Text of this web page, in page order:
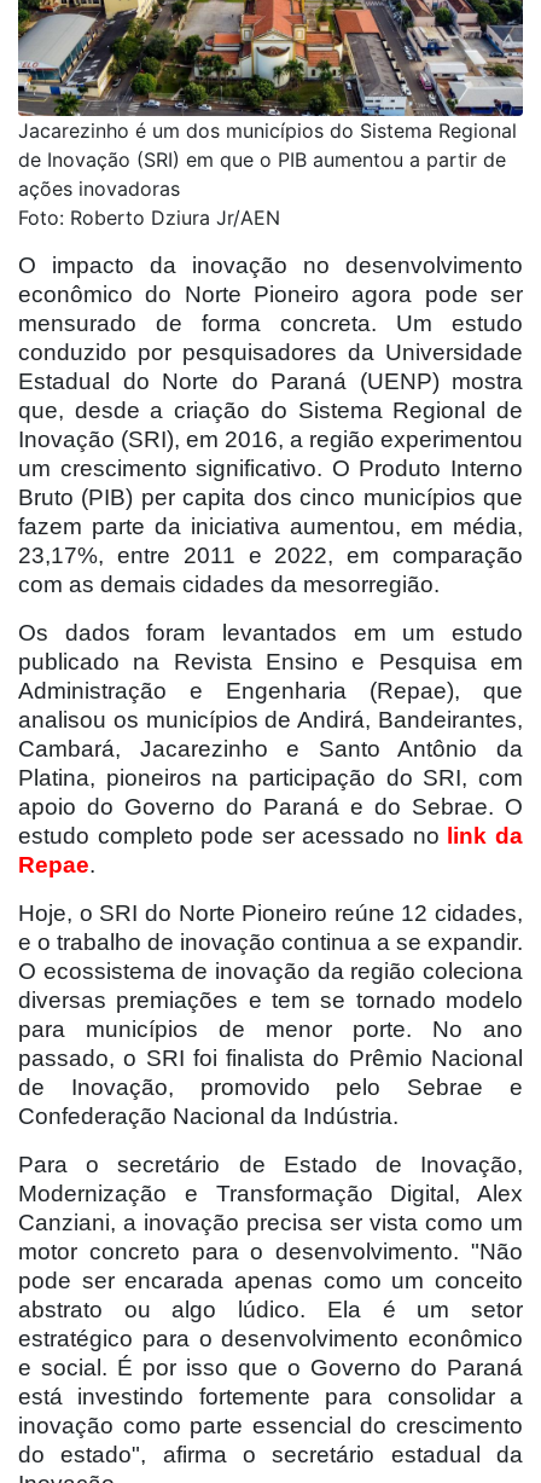
Jacarezinho é um dos municípios do Sistema Regional
de Inovação (SRI) em que o PIB aumentou a partir de
ações inovadoras
Foto: Roberto Dziura Jr/AEN
O impacto da inovação no desenvolvimento
econômico do Norte Pioneiro agora pode ser
mensurado de forma concreta. Um estudo
conduzido por pesquisadores da Universidade
Estadual do Norte do Paraná (UENP) mostra
que, desde a criação do Sistema Regional de
Inovação (SRI), em 2016, a região experimentou
um crescimento significativo. O Produto Interno
Bruto (PIB) per capita dos cinco municípios que
fazem parte da iniciativa aumentou, em média,
23,17%, entre 2011 e 2022, em comparação
com as demais cidades da mesorregião.
Os dados foram levantados em um estudo
publicado na Revista Ensino e Pesquisa em
Administração e Engenharia (Repae), que
analisou os municípios de Andirá, Bandeirantes,
Cambará, Jacarezinho e Santo Antônio da
Platina, pioneiros na participação do SRI, com
apoio do Governo do Paraná e do Sebrae. O
estudo completo pode ser acessado no
link da
Repae.
Hoje, o SRI do Norte Pioneiro reúne 12 cidades,
e o trabalho de inovação continua a se expandir.
O ecossistema de inovação da região coleciona
diversas premiações e tem se tornado modelo
para municípios de menor porte. No ano
passado, o SRI foi finalista do Prêmio Nacional
de Inovação, promovido pelo Sebrae e
Confederação Nacional da Indústria.
Para o secretário de Estado de Inovação,
Modernização e Transformação Digital, Alex
Canziani, a inovação precisa ser vista como um
motor concreto para o desenvolvimento. "Não
pode ser encarada apenas como um conceito
abstrato ou algo lúdico. Ela é um setor
estratégico para o desenvolvimento econômico
e social. É por isso que o Governo do Paraná
está investindo fortemente para consolidar a
inovação como parte essencial do crescimento
do estado", afirma o secretário estadual da